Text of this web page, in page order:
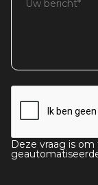
Deze vraag is